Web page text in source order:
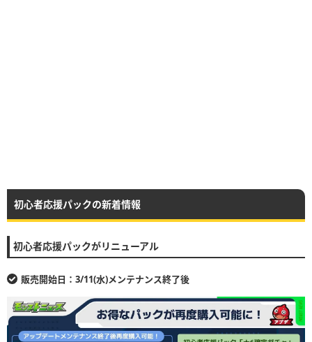
初心者応援パックの新着情報
初心者応援パックがリニューアル
販売開始日：3/11(水)メンテナンス終了後